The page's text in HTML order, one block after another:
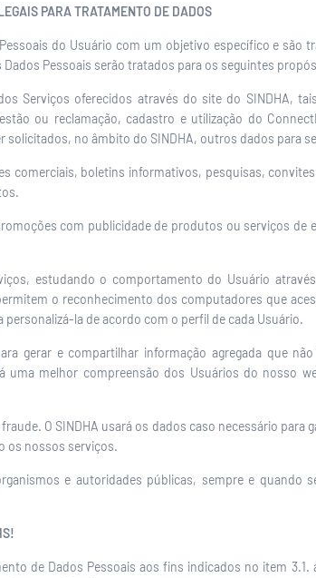
PARA TRATAMENTO DE DADOS
do Usuário com um objetivo específico e
Pessoais serão tratados para os seguintes
Serviços oferecidos através do site do SINDHA,
ou reclamação, cadastro e utilização do
solicitados, no âmbito do SINDHA, outros dados para
comerciais, boletins informativos, pesquisas,
com publicidade de produtos ou serviços
estudando o comportamento do Usuário
o reconhecimento dos computadores que
personalizá-la de acordo com o perfil de cada Usuário.
gerar e compartilhar informação agregada que
uma melhor compreensão dos Usuários do nosso
O SINDHA usará os dados caso necessário
os nossos serviços.
e autoridades públicas, sempre e quando
de Dados Pessoais aos fins indicados no item